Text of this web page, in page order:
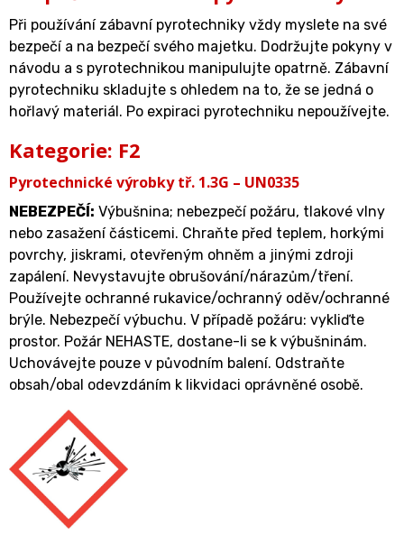
Při používání zábavní pyrotechniky vždy myslete na své
bezpečí a na bezpečí svého majetku. Dodržujte pokyny v
návodu a s pyrotechnikou manipulujte opatrně. Zábavní
pyrotechniku skladujte s ohledem na to, že se jedná o
hořlavý materiál. Po expiraci pyrotechniku nepoužívejte.
Kategorie: F2
Pyrotechnické výrobky tř. 1.3G – UN0335
NEBEZPEČÍ: Výbušnina; nebezpečí požáru, tlakové vlny
nebo zasažení částicemi. Chraňte před teplem, horkými
povrchy, jiskrami, otevřeným ohněm a jinými zdroji
zapálení. Nevystavujte obrušování/nárazům/tření.
Používejte ochranné rukavice/ochranný oděv/ochranné
brýle. Nebezpečí výbuchu. V případě požáru: vykliďte
prostor. Požár NEHASTE, dostane-li se k výbušninám.
Uchovávejte pouze v původním balení. Odstraňte
obsah/obal odevzdáním k likvidaci oprávněné osobě.